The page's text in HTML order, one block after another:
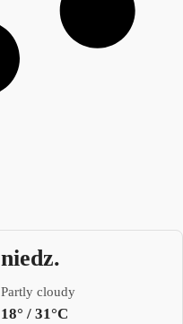
niedz.
Partly cloudy
18° / 31°C